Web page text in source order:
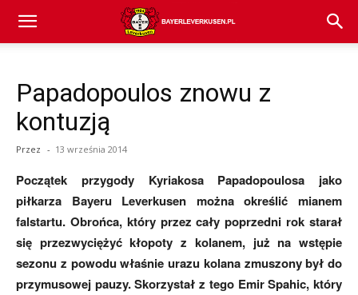
Bayer
aktualności
Papadopoulos znowu z
kontuzją
Przez - 13 września 2014
Początek przygody Kyriakosa Papadopoulosa jako
piłkarza Bayeru Leverkusen można określić mianem
falstartu. Obrońca, który przez cały poprzedni rok starał
się przezwyciężyć kłopoty z kolanem, już na wstępie
sezonu z powodu właśnie urazu kolana zmuszony był do
przymusowej pauzy. Skorzystał z tego Emir Spahic, który